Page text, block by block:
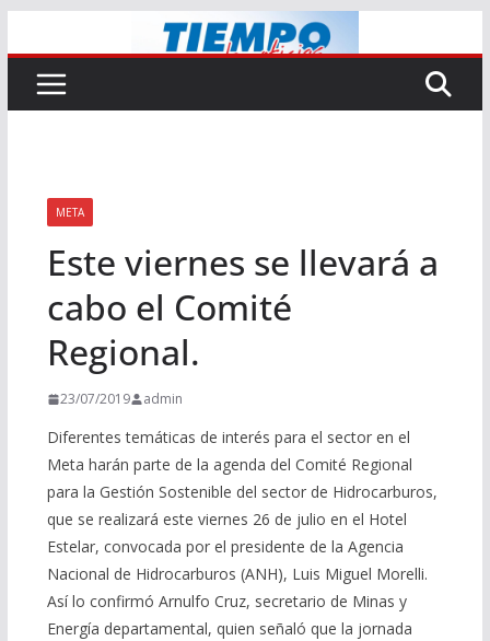
al
contenido
META
Este viernes se llevará a
cabo el Comité
Regional.
23/07/2019 admin
Diferentes temáticas de interés para el sector en el
Meta harán parte de la agenda del Comité Regional
para la Gestión Sostenible del sector de Hidrocarburos,
que se realizará este viernes 26 de julio en el Hotel
Estelar, convocada por el presidente de la Agencia
Nacional de Hidrocarburos (ANH), Luis Miguel Morelli.
Así lo confirmó Arnulfo Cruz, secretario de Minas y
Energía departamental, quien señaló que la jornada